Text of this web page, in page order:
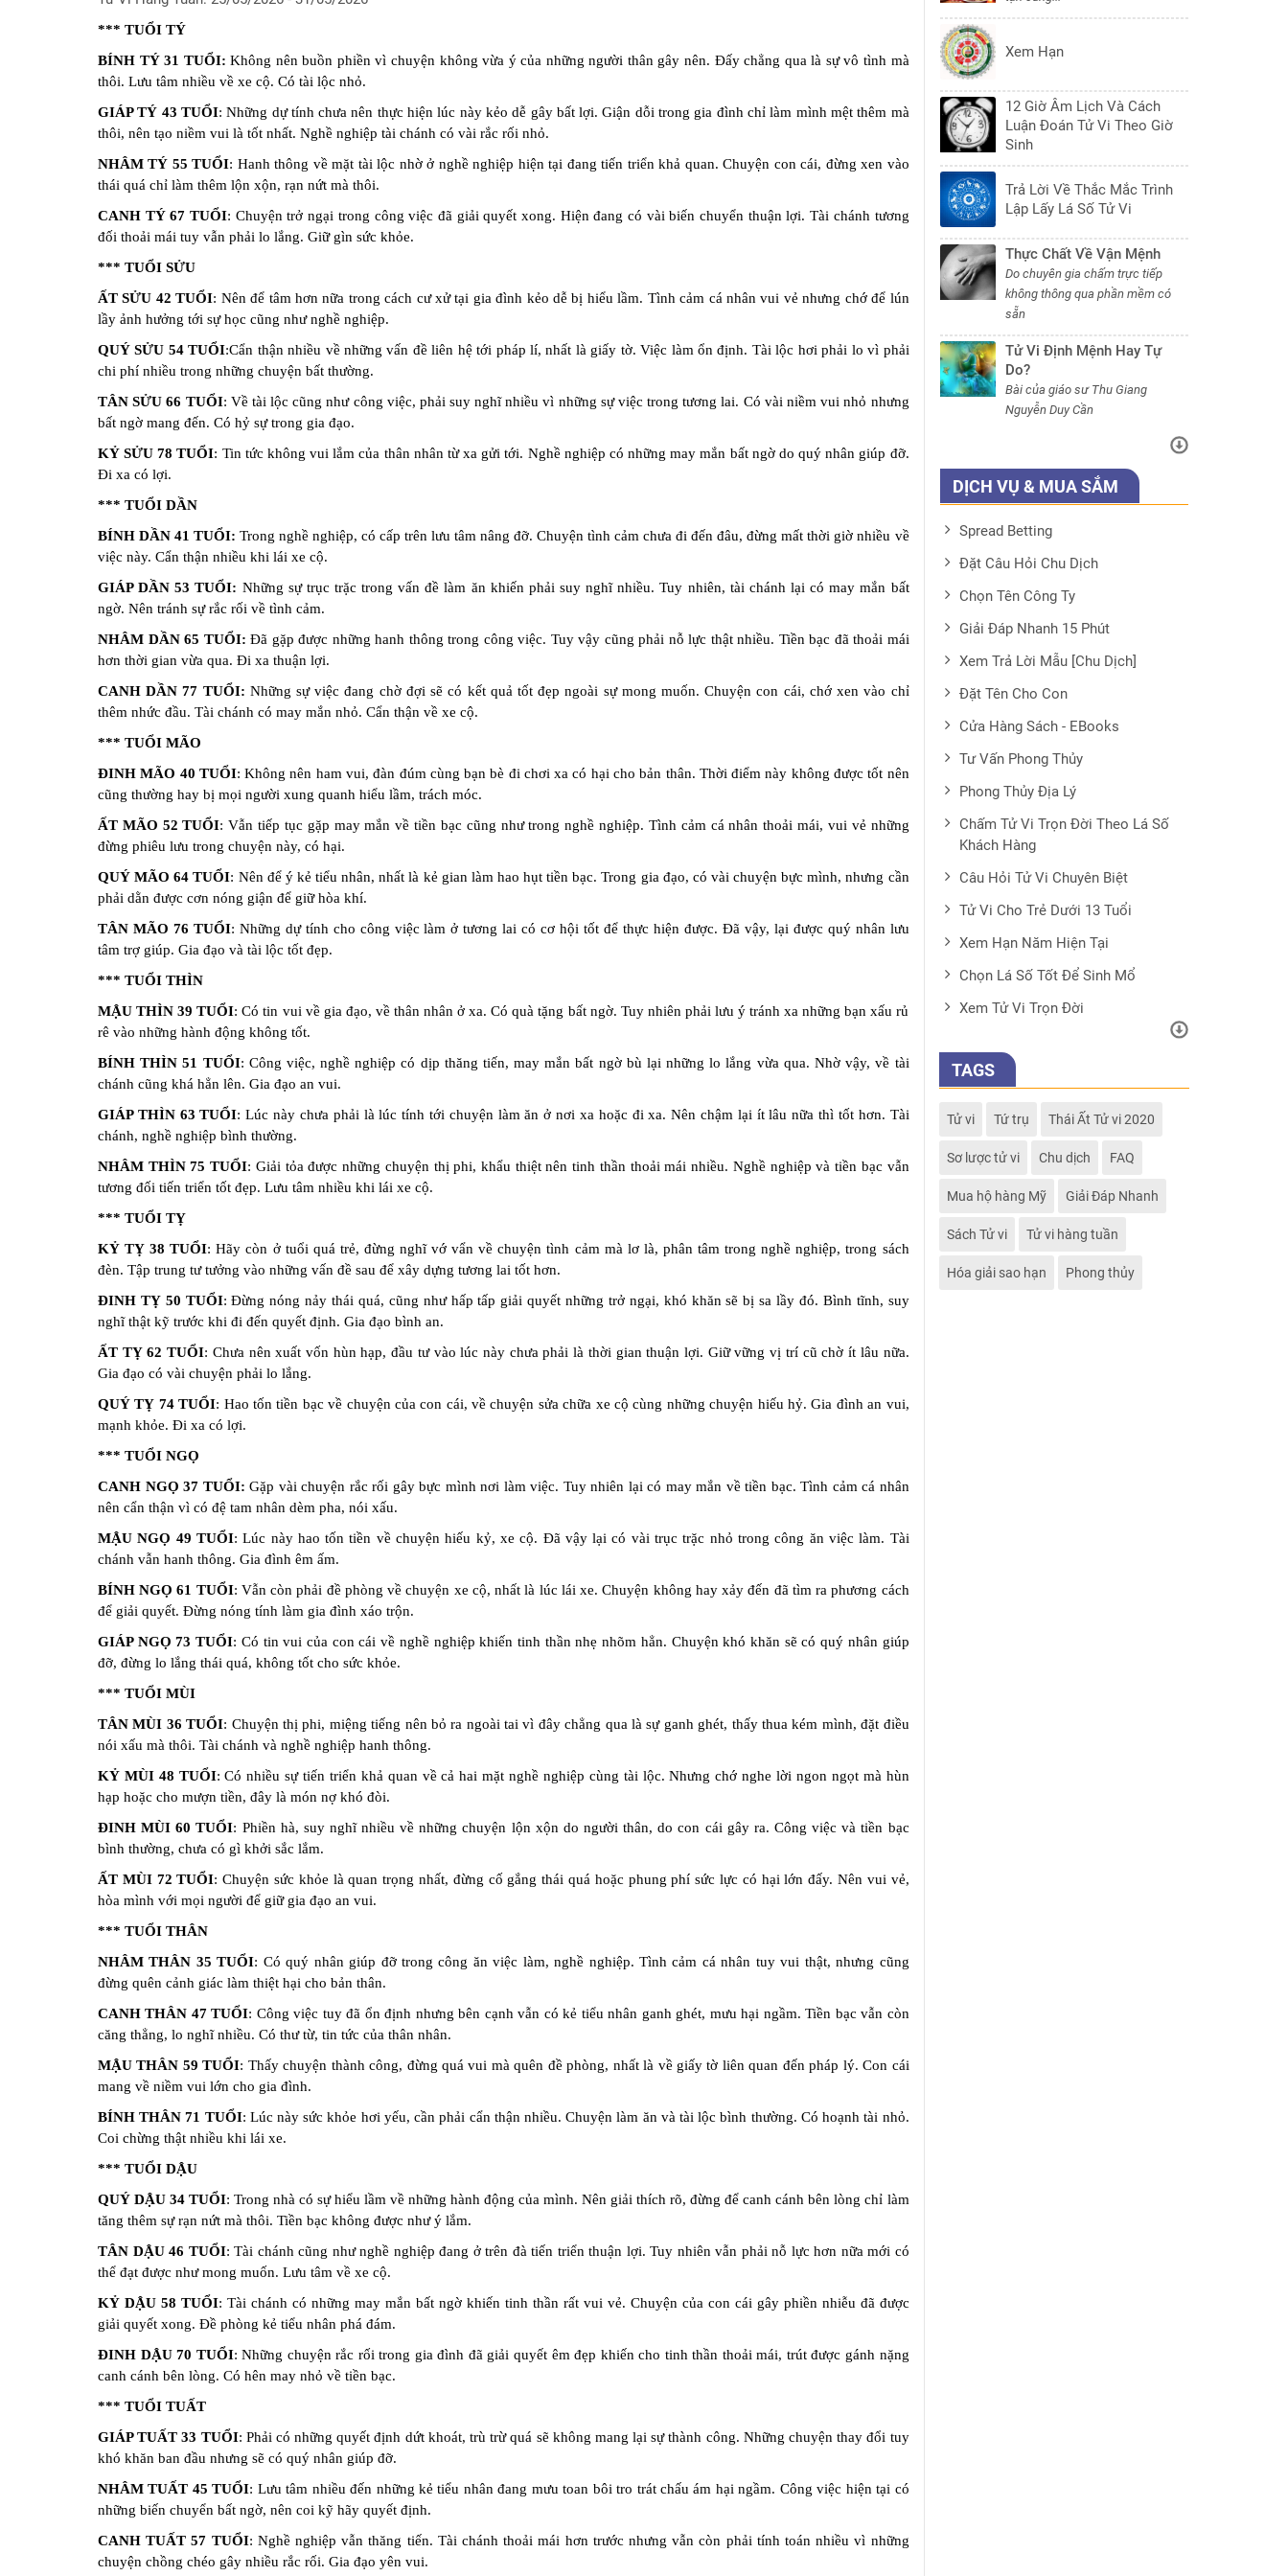
*** TUỔI TÝ
BÍNH TÝ 31 TUỔI:Không nên buồn phiền vì chuyện không vừa ý của những người thân gây nên. Đấy chẳng qua là sự vô tình mà
thôi. Lưu tâm nhiều về xe cộ. Có tài lộc nhỏ.
GIÁP TÝ 43 TUỔI: Những dự tính chưa nên thực hiện lúc này kẻo dễ gây bất lợi. Giận dỗi trong gia đình chỉ làm mình mệt thêm mà
thôi, nên tạo niềm vui là tốt nhất. Nghề nghiệp tài chánh có vài rắc rối nhỏ.
NHÂM TÝ 55 TUỔI: Hanh thông về mặt tài lộc nhờ ở nghề nghiệp hiện tại đang tiến triển khả quan. Chuyện con cái, đừng xen vào
thái quá chỉ làm thêm lộn xộn, rạn nứt mà thôi.
CANH TÝ 67 TUỔI: Chuyện trở ngại trong công việc đã giải quyết xong. Hiện đang có vài biến chuyển thuận lợi. Tài chánh tương
đối thoải mái tuy vẫn phải lo lắng. Giữ gìn sức khỏe.
*** TUỔI SỬU
ẤT SỬU 42 TUỔI: Nên để tâm hơn nữa trong cách cư xử tại gia đình kẻo dễ bị hiểu lầm. Tình cảm cá nhân vui vẻ nhưng chớ để lún
lầy ảnh hưởng tới sự học cũng như nghề nghiệp.
QUÝ SỬU 54 TUỔI:Cẩn thận nhiều về những vấn đề liên hệ tới pháp lí, nhất là giấy tờ. Việc làm ổn định. Tài lộc hơi phải lo vì phải
chi phí nhiều trong những chuyện bất thường.
TÂN SỬU 66 TUỔI: Về tài lộc cũng như công việc, phải suy nghĩ nhiều vì những sự việc trong tương lai. Có vài niềm vui nhỏ nhưng
bất ngờ mang đến. Có hỷ sự trong gia đạo.
KỶ SỬU 78 TUỔI: Tin tức không vui lắm của thân nhân từ xa gửi tới. Nghề nghiệp có những may mắn bất ngờ do quý nhân giúp đỡ.
Đi xa có lợi.
*** TUỔI DẦN
BÍNH DẦN 41 TUỔI:Trong nghề nghiệp, có cấp trên lưu tâm nâng đỡ. Chuyện tình cảm chưa đi đến đâu, đừng mất thời giờ nhiều về
việc này. Cẩn thận nhiều khi lái xe cộ.
GIÁP DẦN 53 TUỔI: Những sự trục trặc trong vấn đề làm ăn khiến phải suy nghĩ nhiều. Tuy nhiên, tài chánh lại có may mắn bất
ngờ. Nên tránh sự rắc rối về tình cảm.
NHÂM DẦN 65 TUỔI: Đã gặp được những hanh thông trong công việc. Tuy vậy cũng phải nỗ lực thật nhiều. Tiền bạc đã thoải mái
hơn thời gian vừa qua. Đi xa thuận lợi.
CANH DẦN 77 TUỔI: Những sự việc đang chờ đợi sẽ có kết quả tốt đẹp ngoài sự mong muốn. Chuyện con cái, chớ xen vào chỉ
thêm nhức đầu. Tài chánh có may mắn nhỏ. Cẩn thận về xe cộ.
*** TUỔI MÃO
ĐINH MÃO 40 TUỔI: Không nên ham vui, đàn đúm cùng bạn bè đi chơi xa có hại cho bản thân. Thời điểm này không được tốt nên
cũng thường hay bị mọi người xung quanh hiểu lầm, trách móc.
ẤT MÃO 52 TUỔI: Vẫn tiếp tục gặp may mắn về tiền bạc cũng như trong nghề nghiệp. Tình cảm cá nhân thoải mái, vui vẻ những
đừng phiêu lưu trong chuyện này, có hại.
QUÝ MÃO 64 TUỔI: Nên để ý kẻ tiểu nhân, nhất là kẻ gian làm hao hụt tiền bạc. Trong gia đạo, có vài chuyện bực mình, nhưng cần
phải dằn được cơn nóng giận để giữ hòa khí.
TÂN MÃO 76 TUỔI: Những dự tính cho công việc làm ở tương lai có cơ hội tốt để thực hiện được. Đã vậy, lại được quý nhân lưu
tâm trợ giúp. Gia đạo và tài lộc tốt đẹp.
*** TUỔI THÌN
MẬU THÌN 39 TUỔI: Có tin vui về gia đạo, về thân nhân ở xa. Có quà tặng bất ngờ. Tuy nhiên phải lưu ý tránh xa những bạn xấu rủ
rê vào những hành động không tốt.
BÍNH THÌN 51 TUỔI: Công việc, nghề nghiệp có dịp thăng tiến, may mắn bất ngờ bù lại những lo lắng vừa qua. Nhờ vậy, về tài
chánh cũng khá hẳn lên. Gia đạo an vui.
GIÁP THÌN 63 TUỔI: Lúc này chưa phải là lúc tính tới chuyện làm ăn ở nơi xa hoặc đi xa. Nên chậm lại ít lâu nữa thì tốt hơn. Tài
chánh, nghề nghiệp bình thường.
NHÂM THÌN 75 TUỔI: Giải tỏa được những chuyện thị phi, khẩu thiệt nên tinh thần thoải mái nhiều. Nghề nghiệp và tiền bạc vẫn
tương đối tiến triển tốt đẹp. Lưu tâm nhiều khi lái xe cộ.
*** TUỔI TỴ
KỶ TỴ 38 TUỔI: Hãy còn ở tuổi quá trẻ, đừng nghĩ vớ vẩn về chuyện tình cảm mà lơ là, phân tâm trong nghề nghiệp, trong sách
đèn. Tập trung tư tưởng vào những vấn đề sau để xây dựng tương lai tốt hơn.
ĐINH TỴ 50 TUỔI: Đừng nóng nảy thái quá, cũng như hấp tấp giải quyết những trở ngại, khó khăn sẽ bị sa lầy đó. Bình tĩnh, suy
nghĩ thật kỹ trước khi đi đến quyết định. Gia đạo bình an.
ẤT TỴ 62 TUỔI: Chưa nên xuất vốn hùn hạp, đầu tư vào lúc này chưa phải là thời gian thuận lợi. Giữ vững vị trí cũ chờ ít lâu nữa.
Gia đạo có vài chuyện phải lo lắng.
QUÝ TỴ 74 TUỔI: Hao tốn tiền bạc về chuyện của con cái, về chuyện sửa chữa xe cộ cùng những chuyện hiếu hỷ. Gia đình an vui,
mạnh khỏe. Đi xa có lợi.
*** TUỔI NGỌ
CANH NGỌ 37 TUỔI: Gặp vài chuyện rắc rối gây bực mình nơi làm việc. Tuy nhiên lại có may mắn về tiền bạc. Tình cảm cá nhân
nên cẩn thận vì có đệ tam nhân dèm pha, nói xấu.
MẬU NGỌ 49 TUỔI: Lúc này hao tốn tiền về chuyện hiếu kỷ, xe cộ. Đã vậy lại có vài trục trặc nhỏ trong công ăn việc làm. Tài
chánh vẫn hanh thông. Gia đình êm ấm.
BÍNH NGỌ 61 TUỔI: Vẫn còn phải đề phòng về chuyện xe cộ, nhất là lúc lái xe. Chuyện không hay xảy đến đã tìm ra phương cách
để giải quyết. Đừng nóng tính làm gia đình xáo trộn.
GIÁP NGỌ 73 TUỔI: Có tin vui của con cái về nghề nghiệp khiến tinh thần nhẹ nhõm hẳn. Chuyện khó khăn sẽ có quý nhân giúp
đỡ, đừng lo lắng thái quá, không tốt cho sức khỏe.
*** TUỔI MÙI
TÂN MÙI 36 TUỔI: Chuyện thị phi, miệng tiếng nên bỏ ra ngoài tai vì đây chẳng qua là sự ganh ghét, thấy thua kém mình, đặt điều
nói xấu mà thôi. Tài chánh và nghề nghiệp hanh thông.
KỶ MÙI 48 TUỔI: Có nhiều sự tiến triển khả quan về cả hai mặt nghề nghiệp cùng tài lộc. Nhưng chớ nghe lời ngon ngọt mà hùn
hạp hoặc cho mượn tiền, đây là món nợ khó đòi.
ĐINH MÙI 60 TUỔI: Phiền hà, suy nghĩ nhiều về những chuyện lộn xộn do người thân, do con cái gây ra. Công việc và tiền bạc
bình thường, chưa có gì khởi sắc lắm.
ẤT MÙI 72 TUỔI: Chuyện sức khỏe là quan trọng nhất, đừng cố gắng thái quá hoặc phung phí sức lực có hại lớn đấy. Nên vui vẻ,
hòa mình với mọi người để giữ gia đạo an vui.
*** TUỔI THÂN
NHÂM THÂN 35 TUỔI: Có quý nhân giúp đỡ trong công ăn việc làm, nghề nghiệp. Tình cảm cá nhân tuy vui thật, nhưng cũng
đừng quên cảnh giác làm thiệt hại cho bản thân.
CANH THÂN 47 TUỔI: Công việc tuy đã ổn định nhưng bên cạnh vẫn có kẻ tiểu nhân ganh ghét, mưu hại ngầm. Tiền bạc vẫn còn
căng thẳng, lo nghĩ nhiều. Có thư từ, tin tức của thân nhân.
MẬU THÂN 59 TUỔI: Thấy chuyện thành công, đừng quá vui mà quên đề phòng, nhất là về giấy tờ liên quan đến pháp lý. Con cái
mang về niềm vui lớn cho gia đình.
BÍNH THÂN 71 TUỔI: Lúc này sức khỏe hơi yếu, cần phải cẩn thận nhiều. Chuyện làm ăn và tài lộc bình thường. Có hoạnh tài nhỏ.
Coi chừng thật nhiều khi lái xe.
*** TUỔI DẬU
QUÝ DẬU 34 TUỔI: Trong nhà có sự hiểu lầm về những hành động của mình. Nên giải thích rõ, đừng để canh cánh bên lòng chỉ làm
tăng thêm sự rạn nứt mà thôi. Tiền bạc không được như ý lắm.
TÂN DẬU 46 TUỔI: Tài chánh cũng như nghề nghiệp đang ở trên đà tiến triển thuận lợi. Tuy nhiên vẫn phải nỗ lực hơn nữa mới có
thể đạt được như mong muốn. Lưu tâm về xe cộ.
KỶ DẬU 58 TUỔI: Tài chánh có những may mắn bất ngờ khiến tinh thần rất vui vẻ. Chuyện của con cái gây phiền nhiễu đã được
giải quyết xong. Đề phòng kẻ tiểu nhân phá đám.
ĐINH DẬU 70 TUỔI: Những chuyện rắc rối trong gia đình đã giải quyết êm đẹp khiến cho tinh thần thoải mái, trút được gánh nặng
canh cánh bên lòng. Có hên may nhỏ về tiền bạc.
*** TUỔI TUẤT
GIÁP TUẤT 33 TUỔI: Phải có những quyết định dứt khoát, trù trừ quá sẽ không mang lại sự thành công. Những chuyện thay đổi tuy
khó khăn ban đầu nhưng sẽ có quý nhân giúp đỡ.
NHÂM TUẤT 45 TUỔI: Lưu tâm nhiều đến những kẻ tiểu nhân đang mưu toan bôi tro trát chấu ám hại ngầm. Công việc hiện tại có
những biến chuyển bất ngờ, nên coi kỹ hãy quyết định.
CANH TUẤT 57 TUỔI: Nghề nghiệp vẫn thăng tiến. Tài chánh thoải mái hơn trước nhưng vẫn còn phải tính toán nhiều vì những
chuyện chồng chéo gây nhiều rắc rối. Gia đạo yên vui.
Xem Hạn
12 Giờ Âm Lịch Và Cách
Luận Đoán Tử Vi Theo Giờ
Sinh
Trả Lời Về Thắc Mắc Trình
Lập Lấy Lá Số Tử Vi
Thực Chất Về Vận Mệnh
Do chuyên gia chấm trực tiếp
không thông qua phần mềm có
sẵn
Tử Vi Định Mệnh Hay Tự
Do?
Bài của giáo sư Thu Giang
Nguyễn Duy Cần
DỊCH VỤ & MUA SẮM
Spread Betting
Đặt Câu Hỏi Chu Dịch
Chọn Tên Công Ty
Giải Đáp Nhanh 15 Phút
Xem Trả Lời Mẫu [Chu Dịch]
Đặt Tên Cho Con
Cửa Hàng Sách - EBooks
Tư Vấn Phong Thủy
Phong Thủy Địa Lý
Chấm Tử Vi Trọn Đời Theo Lá Số
Khách Hàng
Câu Hỏi Tử Vi Chuyên Biệt
Tử Vi Cho Trẻ Dưới 13 Tuổi
Xem Hạn Năm Hiện Tại
Chọn Lá Số Tốt Để Sinh Mổ
Xem Tử Vi Trọn Đời
TAGS
Tử vi Tứ trụ Thái Ất Tử vi 2020
Sơ lược tử vi Chu dịch FAQ
Mua hộ hàng Mỹ Giải Đáp Nhanh
Sách Tử vi Tử vi hàng tuần
Hóa giải sao hạn Phong thủy